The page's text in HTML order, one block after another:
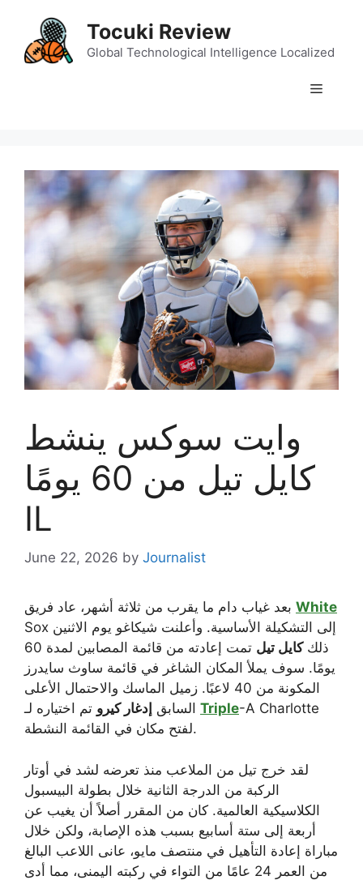
content
Tocuki Review
Global Technological Intelligence Localized
Menu
وايت سوكس ينشط
كايل تيل من 60 يومًا
IL
June 22, 2026 by Journalist
White
Sox إلى التشكيلة الأساسية. وأعلنت شيكاغو يوم الاثنين
ذلككايل تيل
تمت إعادته من قائمة المصابين لمدة 60
يومًا. سوف يملأ المكان الشاغر في قائمة ساوث سايدرز
المكونة من 40 لاعبًا. زميل الماسك والاحتمال الأعلى
السابق إدغار كيرو Triple-A Charlotte
لفتح مكان في القائمة النشطة.
لقد خرج تيل من الملاعب منذ تعرضه لشد في أوتار
الركبة من الدرجة الثانية خلال بطولة البيسبول
الكلاسيكية العالمية. كان من المقرر أصلاً أن يغيب عن
أربعة إلى ستة أسابيع بسبب هذه الإصابة، ولكن خلال
مباراة إعادة التأهيل في منتصف مايو، عانى اللاعب البالغ
من العمر 24 عامًا من التواء في ركبته اليمنى، مما أدى